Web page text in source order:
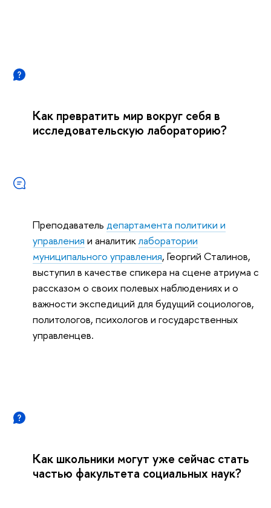
Как превратить мир вокруг себя в
исследовательскую лабораторию?
Преподаватель департамента политики и
управления и аналитиклаборатории
муниципального управления, Георгий Сталинов,
выступил в качестве спикера на сцене атриума с
рассказом о своих полевых наблюдениях и о
важности экспедиций для будущий социологов,
политологов, психологов и государственных
управленцев.
Как школьники могут уже сейчас стать
частью факультета социальных наук?